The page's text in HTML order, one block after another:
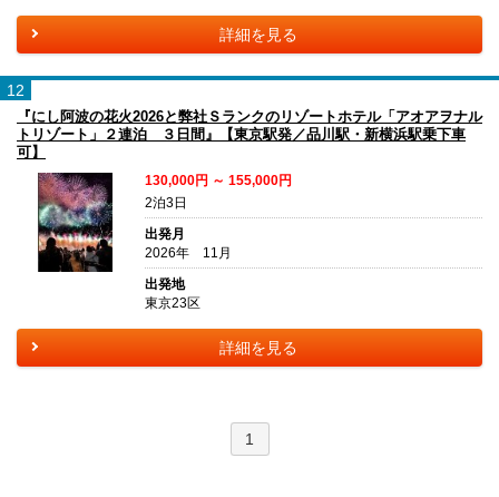
詳細を見る
12
『にし阿波の花火2026と弊社Ｓランクのリゾートホテル「アオアヲナル
トリゾート」２連泊 ３日間』【東京駅発／品川駅・新横浜駅乗下車
可】
130,000円 ～ 155,000円
2泊3日
出発月
2026年 11月
出発地
東京23区
詳細を見る
1